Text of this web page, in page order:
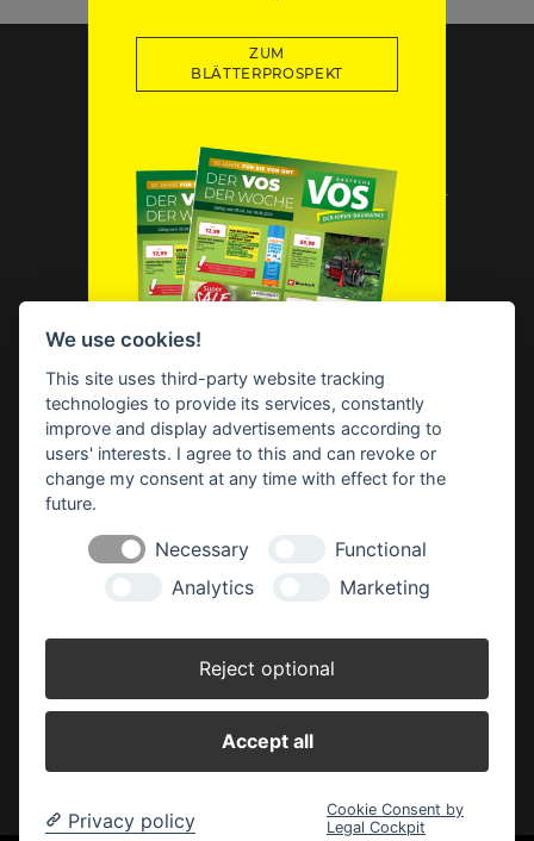
ZUM
BLÄTTERPROSPEKT
Impressum Datenschutz Widerruf-Formular
Cookie-Einstellungen ändern
Geldern
47608 Geldern
Telefon: 0 28 31 - 13 05-0
geldern(at)baufuchs-vos.de
Kevelaer:
Ladestraße 48 - 50
47623 Kevelaer
08.30 - 19.00 Uhr
Samstag:
08.30 - 17.00 Uhr
We use cookies!
This site uses third-party website tracking
technologies to provide its services, constantly
improve and display advertisements according to
users' interests. I agree to this and can revoke or
change my consent at any time with effect for the
future.
Necessary
Functional
Analytics
Marketing
Reject optional
Accept all
Privacy policy
Cookie Consent by
Legal Cockpit